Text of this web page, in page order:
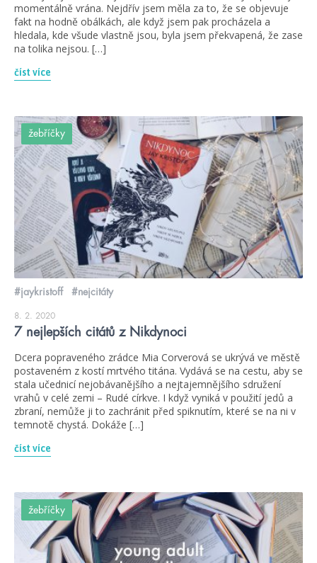
momentálně vrána. Nejdřív jsem měla za to, že se objevuje
fakt na hodně obálkách, ale když jsem pak procházela a
hledala, kde všude vlastně jsou, byla jsem překvapená, že zase
na tolika nejsou. […]
číst více
žebříčky
#jaykristoff #nejcitáty
8. 2. 2020
7 nejlepších citátů z Nikdynoci
Dcera popraveného zrádce Mia Corverová se ukrývá ve městě
postaveném z kostí mrtvého titána. Vydává se na cestu, aby se
stala učednicí nejobávanějšího a nejtajemnějšího sdružení
vrahů v celé zemi – Rudé církve. I když vyniká v použití jedů a
zbraní, nemůže ji to zachránit před spiknutím, které se na ni v
temnotě chystá. Dokáže […]
číst více
žebříčky